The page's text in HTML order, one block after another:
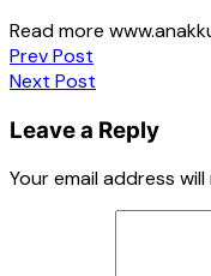
Read more
Post
navigation
Prev Post
Next Post
Leave a Reply
Your email address